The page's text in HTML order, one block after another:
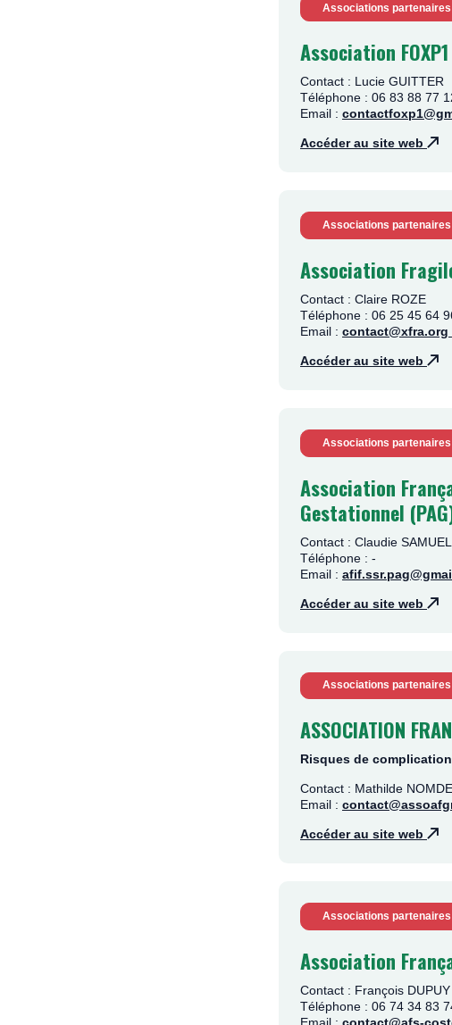
Associations partenaires
Association
Contact : Lucie GUITTER
Téléphone : 06 83 88 77
Email :
Accéder au site web
Associations partenaires
Association
Contact : Claire ROZE
Téléphone : 06 25 45 64
Email : contact@xfra.org
Accéder au site web
Associations partenaires
Association
Gestationnel
Contact : Claudie SAMUEL
Téléphone : -
Email :
Accéder au site web
Associations partenaires
ASSOCIATION
Risques de
Contact : Mathilde
Email :
Accéder au site web
Associations partenaires
Association
Contact : François DUPUY
Téléphone : 06 74 34 83
Email : contact@afs-